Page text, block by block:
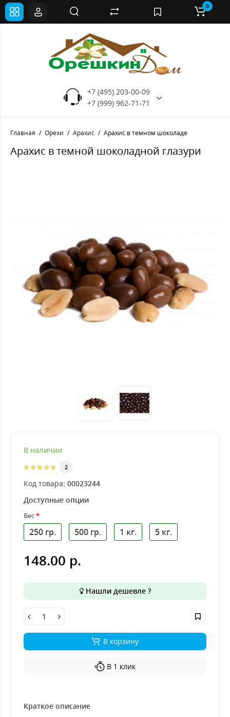
+7 (495) 203-00-09
+7 (999) 962-71-71
0
Главная Орехи Арахис Арахис в темном шоколаде
Арахис в темной шоколадной глазури
В наличии
2
Код товара: 00023244
Доступные опции
Вес
250 гр. 500 гр. 1 кг. 5 кг.
148.00 р.
Нашли дешевле ?
В корзину
В 1 клик
Краткое описание